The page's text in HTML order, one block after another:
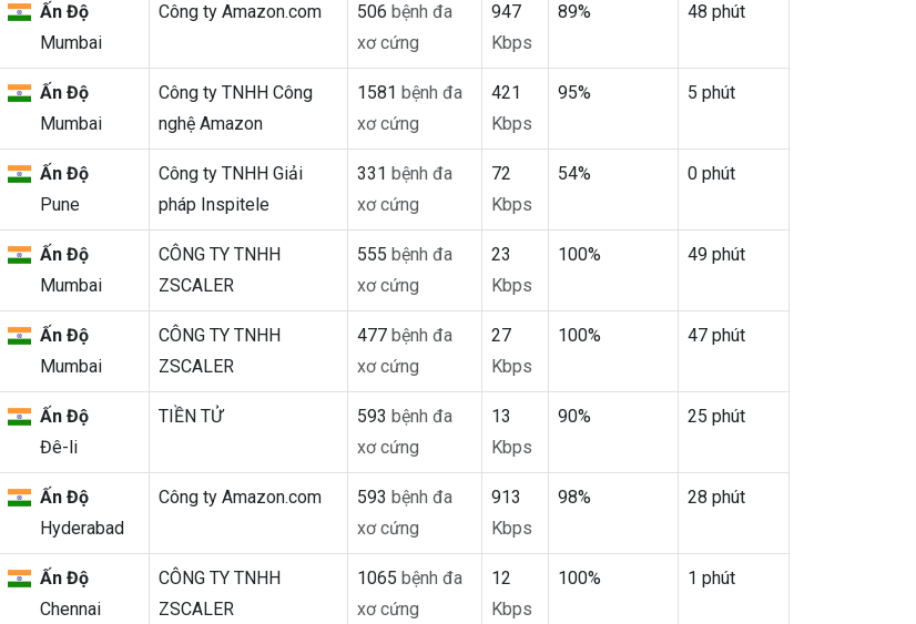
Ấn Độ
Mumbai
Công ty Amazon.com 506 bệnh đa
xơ cứng
947
Kbps
89% 48 phút
Ấn Độ
Mumbai
Công ty TNHH Công
nghệ Amazon
1581 bệnh đa
xơ cứng
421
Kbps
95% 5 phút
Ấn Độ
Pune
Công ty TNHH Giải
pháp Inspitele
331 bệnh đa
xơ cứng
72
Kbps
54% 0 phút
Ấn Độ
Mumbai
CÔNG TY TNHH
ZSCALER
555 bệnh đa
xơ cứng
23
Kbps
100% 49 phút
Ấn Độ
Mumbai
CÔNG TY TNHH
ZSCALER
477 bệnh đa
xơ cứng
27
Kbps
100% 47 phút
Ấn Độ
Đê-li
TIỀN TỬ 593 bệnh đa
xơ cứng
13
Kbps
90% 25 phút
Ấn Độ
Hyderabad
Công ty Amazon.com 593 bệnh đa
xơ cứng
913
Kbps
98% 28 phút
Ấn Độ
Chennai
CÔNG TY TNHH
ZSCALER
1065 bệnh đa
xơ cứng
12
Kbps
100% 1 phút